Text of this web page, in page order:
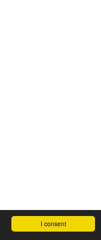
I consent